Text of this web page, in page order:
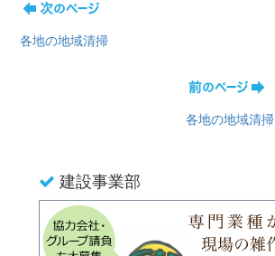
各地の地域清掃
各地の地域清掃
建設事業部